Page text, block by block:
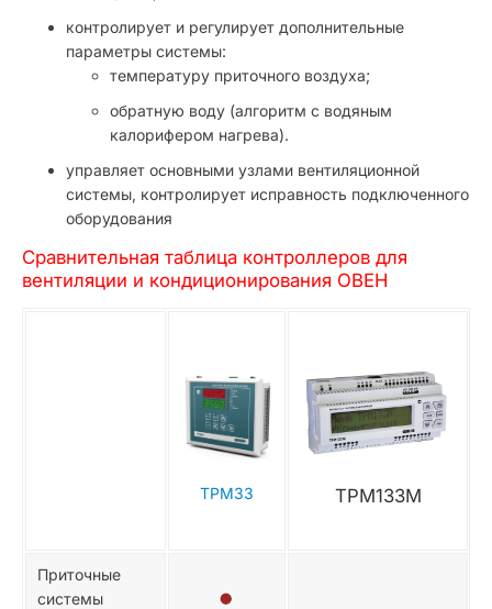
контролирует и регулирует дополнительные
параметры системы:
температуру приточного воздуха;
обратную воду (алгоритм с водяным
калорифером нагрева).
управляет основными узлами вентиляционной
системы, контролирует исправность подключенного
оборудования
Сравнительная таблица контроллеров для
вентиляции и кондиционирования ОВЕН
TPM33 TPM133M
Приточные
системы